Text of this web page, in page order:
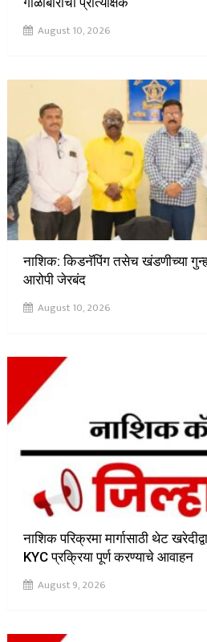
August 10, 2026
नाशिक: किडनॅपिंग तसेच खंडणीच्या
आरोपी जेरबंद
August 10, 2026
नाशिक परिक्रमा मार्गासाठी थेट
KYC प्रक्रिया पूर्ण करण्याचे आवाहन
August 9, 2026